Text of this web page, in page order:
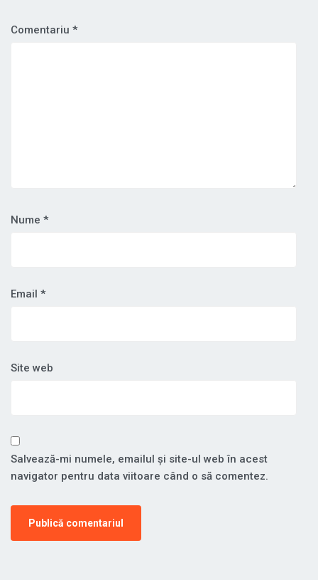
Comentariu *
Nume *
Email *
Site web
Salvează-mi numele, emailul și site-ul web în acest
navigator pentru data viitoare când o să comentez.